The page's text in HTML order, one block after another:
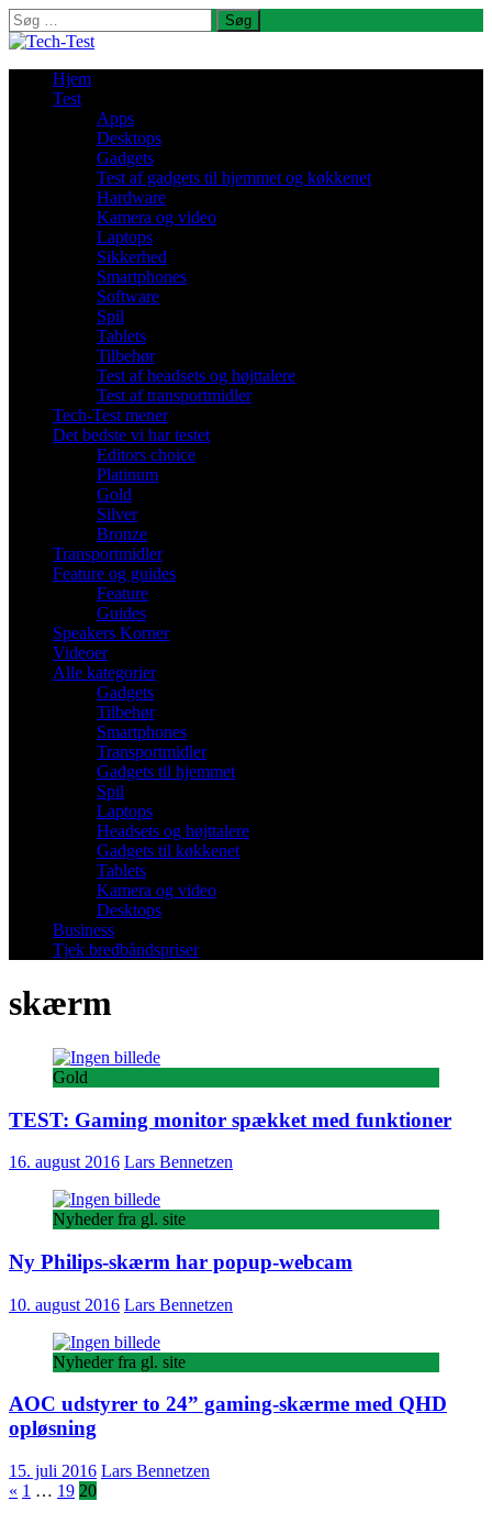
Søg
efter:
Hjem
Test
Apps
Desktops
Gadgets
Test af gadgets til hjemmet og køkkenet
Hardware
Kamera og video
Laptops
Sikkerhed
Smartphones
Software
Spil
Tablets
Tilbehør
Test af headsets og højttalere
Test af transportmidler
Tech-Test mener
Det bedste vi har testet
Editors choice
Platinum
Gold
Silver
Bronze
Transportmidler
Feature og guides
Feature
Guides
Speakers Korner
Videoer
Alle kategorier
Gadgets
Tilbehør
Smartphones
Transportmidler
Gadgets til hjemmet
Spil
Laptops
Headsets og højttalere
Gadgets til køkkenet
Tablets
Kamera og video
Desktops
Business
Tjek bredbåndspriser
skærm
Gold
TEST: Gaming monitor spækket med funktioner
16. august 2016 Lars Bennetzen
Nyheder fra gl. site
Ny Philips-skærm har popup-webcam
10. august 2016 Lars Bennetzen
Nyheder fra gl. site
AOC udstyrer to 24” gaming-skærme med QHD
opløsning
15. juli 2016 Lars Bennetzen
Indlægsinddeling
« 1 … 19 20